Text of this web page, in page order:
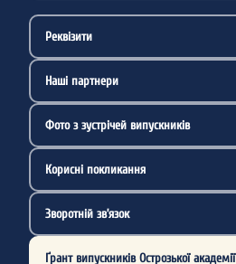
Реквізити
Наші партнери
Фото з зустрічей випускників
Корисні покликання
Зворотній зв’язок
Ґрант випускників Острозької академії